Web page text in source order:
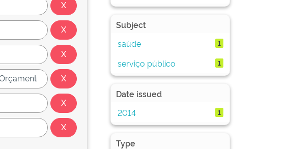
Subject
saúde
1
serviço público 1
Date issued
2014
1
Type